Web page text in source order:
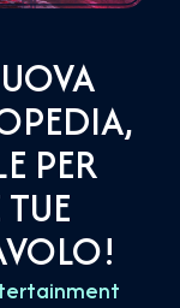
PER